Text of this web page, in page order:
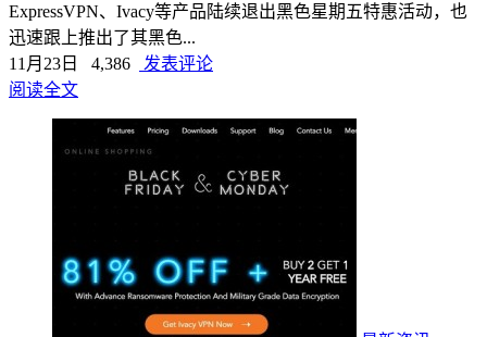
ExpressVPN、Ivacy等产品陆续退出黑色星期五特惠活动，也
迅速跟上推出了其黑色...
11月23日
4,386
发表评论
阅读全文